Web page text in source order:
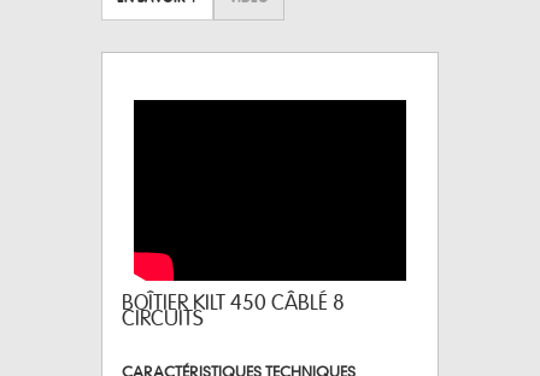
BOÎTIER KILT 450 CÂBLÉ 8
CIRCUITS
CARACTÉRISTIQUES TECHNIQUES